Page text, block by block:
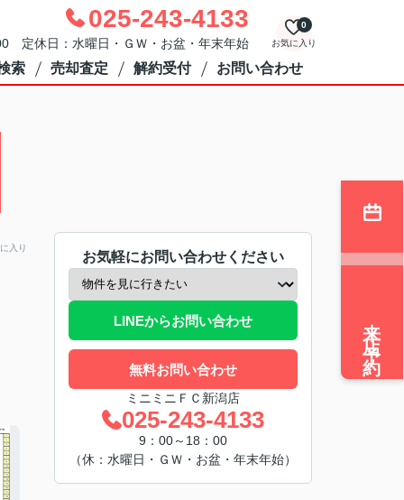
025-243-4133
定休日：水曜日・ＧＷ・お盆・年末年始 お気に入り
0
索 売却査定 解約受付 お問い合わせ
入り
お気軽にお問い合わせください
LINEからお問い合わせ
無料お問い合わせ
ミニミニＦＣ新潟店
025-243-4133
9：00～18：00
（休：水曜日・ＧＷ・お盆・年末年始）
来店予約